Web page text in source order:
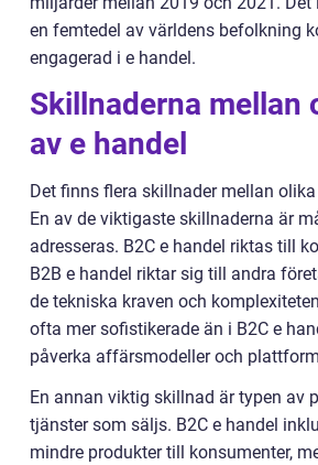
en femtedel av världens befolkning
engagerad i e handel.
Skillnaderna mellan
av e handel
Det finns flera skillnader mellan
En av de viktigaste skillnaderna är
adresseras. B2C e handel riktas till
B2B e handel riktar sig till andra
de tekniska kraven och
ofta mer sofistikerade än i B2C e
påverka affärsmodeller och
En annan viktig skillnad är typen av
tjänster som säljs. B2C e handel
mindre produkter till konsumenter,